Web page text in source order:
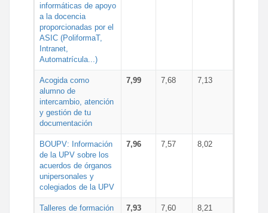
informáticas de apoyo
a la docencia
proporcionadas por el
ASIC (PoliformaT,
Intranet,
Automatrícula...)
Acogida como
alumno de
intercambio, atención
y gestión de tu
documentación
7,99 7,68 7,13
BOUPV: Información
de la UPV sobre los
acuerdos de órganos
unipersonales y
colegiados de la UPV
7,96 7,57 8,02
Talleres de formación
7,93 7,60 8,21